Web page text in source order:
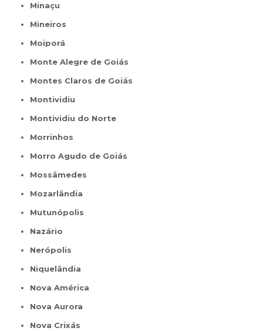
Minaçu
Mineiros
Moiporá
Monte Alegre de Goiás
Montes Claros de Goiás
Montividiu
Montividiu do Norte
Morrinhos
Morro Agudo de Goiás
Mossâmedes
Mozarlândia
Mutunópolis
Nazário
Nerópolis
Niquelândia
Nova América
Nova Aurora
Nova Crixás